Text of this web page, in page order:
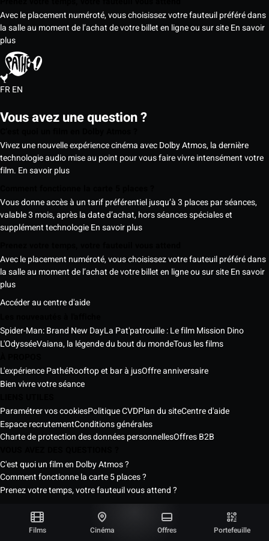
Films Cinéma Offres Portefeuille
Avec le placement numéroté, vous choisissez votre fauteuil préféré dans
la salle au moment de l’achat de votre billet en ligne ou sur siteEn savoir
plus
FREN
Vous avez une question ?
Vivez une nouvelle expérience cinéma avec Dolby Atmos, la dernière
technologie audio mise au point pour vous faire vivre intensément votre
film. En savoir plus
Vous donne accès à un tarif préférentiel jusqu’à 3 places par séances,
valable 3 mois, après la date d’achat, hors séances spéciales et
supplément technologieEn savoir plus
Avec le placement numéroté, vous choisissez votre fauteuil préféré dans
la salle au moment de l’achat de votre billet en ligne ou sur siteEn savoir
plus
Accéder au centre d'aide
Spider-Man: Brand New DayLa Pat'patrouille : Le film Mission Dino
L'OdysséeVaiana, la légende du bout du mondeTous les films
L'expérience PathéRooftop et bar à jusOffre anniversaire
Bien vivre votre séance
Paramétrer vos cookiesPolitique CVDPlan du siteCentre d'aide
Espace recrutementConditions générales
Charte de protection des données personnellesOffres B2B
C'est quoi un film en Dolby Atmos ?
Comment fonctionne la carte 5 places ?
Prenez votre temps, votre fauteuil vous attend ?
Les Cinémas Pathé Sénégal © 2026
Tous droits réservés ®